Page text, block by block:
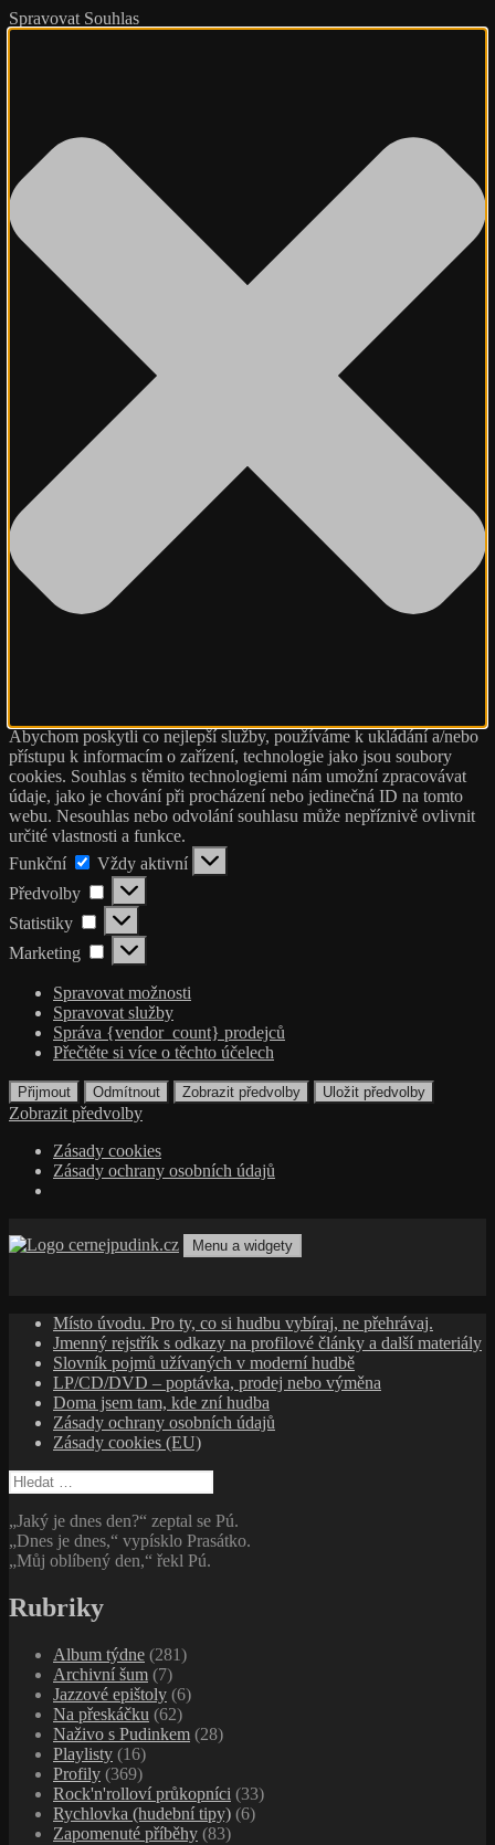
Spravovat Souhlas
Abychom poskytli co nejlepší služby, používáme k ukládání a/nebo
přístupu k informacím o zařízení, technologie jako jsou soubory
cookies. Souhlas s těmito technologiemi nám umožní zpracovávat
údaje, jako je chování při procházení nebo jedinečná ID na tomto
webu. Nesouhlas nebo odvolání souhlasu může nepříznivě ovlivnit
určité vlastnosti a funkce.
Funkční
Funkční
Vždy aktivní
Předvolby
Předvolby
Statistiky Statistiky
Marketing Marketing
Spravovat možnosti
Spravovat služby
Správa {vendor_count} prodejců
Přečtěte si více o těchto účelech
Přijmout Odmítnout Zobrazit předvolby Uložit předvolby
Zobrazit předvolby
Zásady cookies
Zásady ochrany osobních údajů
k
Menu a widgety
Místo úvodu. Pro ty, co si hudbu vybíraj, ne přehrávaj.
Jmenný rejstřík s odkazy na profilové články a další materiály
Slovník pojmů užívaných v moderní hudbě
LP/CD/DVD – poptávka, prodej nebo výměna
Doma jsem tam, kde zní hudba
Zásady ochrany osobních údajů
Zásady cookies (EU)
Vyhledávání
„Jaký je dnes den?“ zeptal se Pú.
„Dnes je dnes,“ vypísklo Prasátko.
„Můj oblíbený den,“ řekl Pú.
Rubriky
Album týdne (281)
Archivní šum (7)
Jazzové epištoly (6)
Na přeskáčku (62)
Naživo s Pudinkem (28)
Playlisty (16)
Profily (369)
Rock'n'rolloví průkopníci (33)
Rychlovka (hudební tipy) (6)
Zapomenuté příběhy (83)